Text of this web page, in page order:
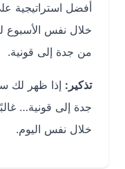
أفضل استراتيجية على
خلال نفس الأسبوع
من جدة إلى قونية.
إذا ظهر لك سعر
جدة إلى قونية… غالبًا
خلال نفس اليوم.